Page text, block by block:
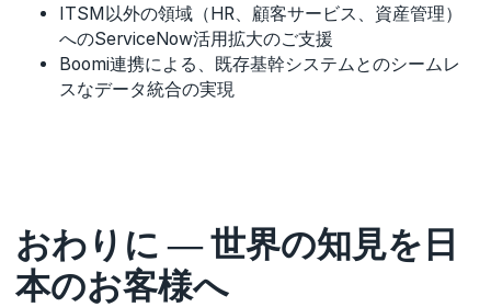
ITSM以外の領域（HR、顧客サービス、資産管理）
へのServiceNow活用拡大のご支援
Boomi連携による、既存基幹システムとのシームレ
スなデータ統合の実現
おわりに ― 世界の知見を日
本のお客様へ